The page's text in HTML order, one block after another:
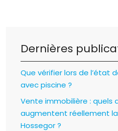
Dernières
Que vérifier lors de l’état
avec piscine ?
Vente immobilière : quels
augmentent réellement la
Hossegor ?